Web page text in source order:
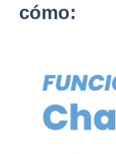
cómo: